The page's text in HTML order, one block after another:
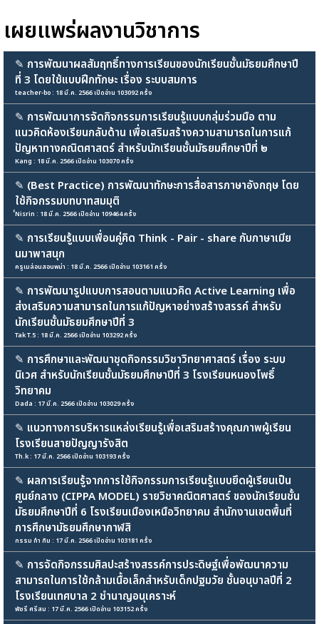
เผยแพร่ผลงานวิชาการ
✎ การพัฒนาผลสัมฤทธิ์ทางการเรียนของนักเรียนชั้นมัธยมศึกษาปี
ที่ 3 โดยใช้แบบฝึกทักษะ เรื่อง ระบบสมการ
teacher-bo : 18 มี.ค. 2566 เปิดอ่าน 103092 ครั้ง
✎ การพัฒนาการจัดกิจกรรมการเรียนรู้แบบกลุ่มร่วมมือ ตาม
แนวคิดห้องเรียนกลับด้าน เพื่อเสริมสร้างความสามารถในการแก้
ปัญหาทางคณิตศาสตร์ สำหรับนักเรียนชั้นมัธยมศึกษาปีที่ ๒
Kang : 18 มี.ค. 2566 เปิดอ่าน 103070 ครั้ง
✎ (Best Practice) การพัฒนาทักษะการสื่อสารภาษาอังกฤษ โดย
ใช้กิจกรรมบทบาทสมมุติ
์์Nisrin : 18 มี.ค. 2566 เปิดอ่าน 109464 ครั้ง
✎ การเรียนรู้แบบเพื่อนคู่คิด Think - Pair - share กับภาษาเมีย
นมาพาสนุก
ครูเมล่อนสอนพม่า : 18 มี.ค. 2566 เปิดอ่าน 103161 ครั้ง
✎ การพัฒนารูปแบบการสอนตามแนวคิด Active Learning เพื่อ
ส่งเสริมความสามารถในการแก้ปัญหาอย่างสร้างสรรค์ สำหรับ
นักเรียนชั้นมัธยมศึกษาปีที่ 3
Tak T.5 : 18 มี.ค. 2566 เปิดอ่าน 103292 ครั้ง
✎ การศึกษาและพัฒนาชุดกิจกรรมวิชาวิทยาศาสตร์ เรื่อง ระบบ
นิเวศ สำหรับนักเรียนชั้นมัธยมศึกษาปีที่ 3 โรงเรียนหนองโพธิ์
วิทยาคม
Dada : 17 มี.ค. 2566 เปิดอ่าน 103029 ครั้ง
✎ แนวทางการบริหารแหล่งเรียนรู้เพื่อเสริมสร้างคุณภาพผู้เรียน
โรงเรียนสายปัญญารังสิต
Th.k : 17 มี.ค. 2566 เปิดอ่าน 103193 ครั้ง
✎ ผลการเรียนรู้จากการใช้กิจกรรมการเรียนรู้แบบยึดผู้เรียนเป็น
ศูนย์กลาง (CIPPA MODEL) รายวิชาคณิตศาสตร์ ของนักเรียนชั้น
มัธยมศึกษาปีที่ 6 โรงเรียนเมืองเหนือวิทยาคม สำนักงานเขตพื้นที่
การศึกษามัธยมศึกษากาฬสิ
กรรม กำ กัม : 17 มี.ค. 2566 เปิดอ่าน 103181 ครั้ง
✎ การจัดกิจกรรมศิลปะสร้างสรรค์การประดิษฐ์เพื่อพัฒนาความ
สามารถในการใช้กล้ามเนื้อเล็กสำหรับเด็กปฐมวัย ชั้นอนุบาลปีที่ 2
โรงเรียนเทศบาล 2 ชำนาญอนุเคราะห์
พัชรี ศรีสม : 17 มี.ค. 2566 เปิดอ่าน 103152 ครั้ง